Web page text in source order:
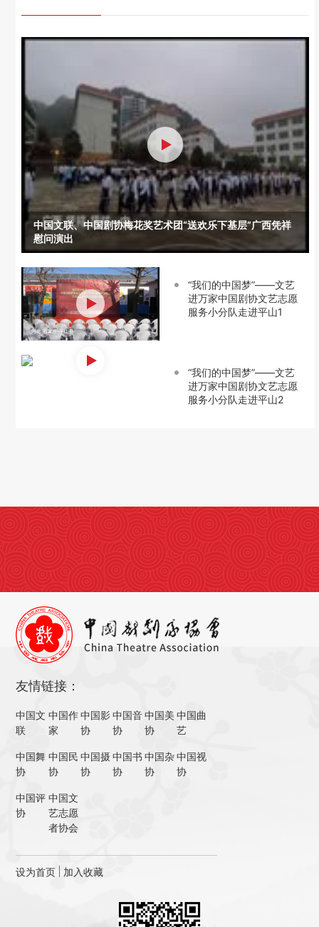
中国文联、中国剧协梅花奖艺术团“送欢乐下基层”广西凭祥
慰问演出
“我们的中国梦”——文艺
进万家中国剧协文艺志愿
服务小分队走进平山1
“我们的中国梦”——文艺
进万家中国剧协文艺志愿
服务小分队走进平山2
友情链接：
中国文
联
中国作
家
中国影
协
中国音
协
中国美
协
中国曲
艺
中国舞
协
中国民
协
中国摄
协
中国书
协
中国杂
协
中国视
协
中国评
协
中国文
艺志愿
者协会
设为首页 加入收藏